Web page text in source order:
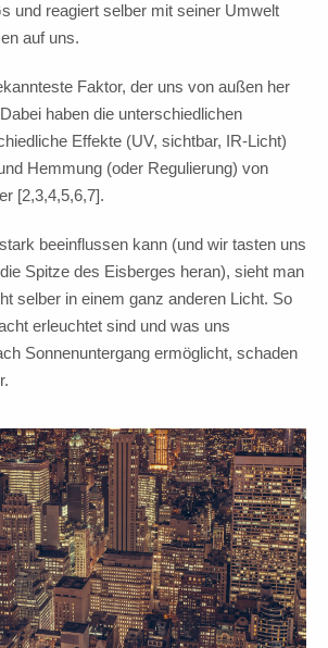
und reagiert selber mit seiner Umwelt
auf uns.
Faktor, der uns von außen her
haben die unterschiedlichen
Effekte (UV, sichtbar, IR-Licht)
Hemmung (oder Regulierung) von
[2,3,4,5,6,7].
beeinflussen kann (und wir tasten uns
Spitze des Eisberges heran), sieht man
selber in einem ganz anderen Licht. So
erleuchtet sind und was uns
Sonnenuntergang ermöglicht, schaden